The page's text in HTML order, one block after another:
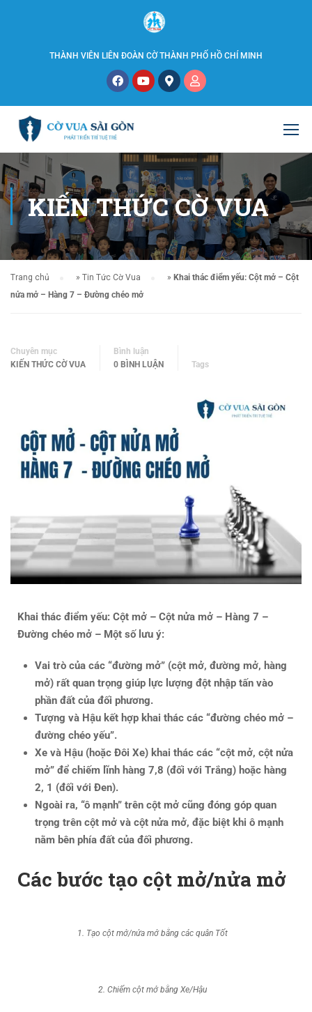
THÀNH VIÊN LIÊN ĐOÀN CỜ THÀNH PHỐ HỒ CHÍ MINH
KIẾN THỨC CỜ VUA
Trang chủ » Tin Tức Cờ Vua » Khai thác điểm yếu: Cột mở – Cột
nửa mở – Hàng 7 – Đường chéo mở
Chuyên mục
KIẾN THỨC CỜ VUA
Bình luận
0 BÌNH LUẬN
Tags
Khai thác điểm yếu: Cột mở – Cột nửa mở – Hàng 7 –
Đường chéo mở – Một số lưu ý:
Vai trò của các “đường mở” (cột mở, đường mở, hàng
mở) rất quan trọng giúp lực lượng đột nhập tấn vào
phần đất của đối phương.
Tượng và Hậu kết hợp khai thác các “đường chéo mở –
đường chéo yếu”.
Xe và Hậu (hoặc Đôi Xe) khai thác các “cột mở, cột nửa
mở” để chiếm lĩnh hàng 7,8 (đối với Trắng) hoặc hàng
2, 1 (đối với Đen).
Ngoài ra, “ô mạnh” trên cột mở cũng đóng góp quan
trọng trên cột mở và cột nửa mở, đặc biệt khi ô mạnh
nằm bên phía đất của đối phương.
Các bước tạo cột mở/nửa mở
1. Tạo cột mở/nửa mở bằng các quân Tốt
2. Chiếm cột mở bằng Xe/Hậu